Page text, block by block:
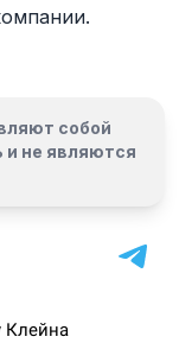
собой
и не являются